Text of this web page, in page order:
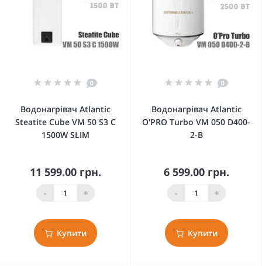
0
Водонагрівач Atlantic
Steatite Cube VM 50 S3 C
1500W SLIM
11 599.00 грн.
- +
Купити
0
Водонагрівач Atlantic
O'PRO Turbo VM 050 D400-
2-B
6 599.00 грн.
- +
Купити